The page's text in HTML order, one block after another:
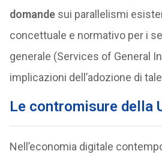
domande sui parallelismi
concettuale e normativo per i
generale (Services of General
implicazioni dell’adozione di
Le contromisure della
Nell’economia digitale